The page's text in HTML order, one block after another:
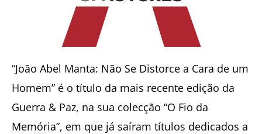
“João Abel Manta: Não Se Distorce a Cara de um
Homem” é o título da mais recente edição da
Guerra & Paz, na sua colecção “O Fio da
Memória”, em que já saíram títulos dedicados a